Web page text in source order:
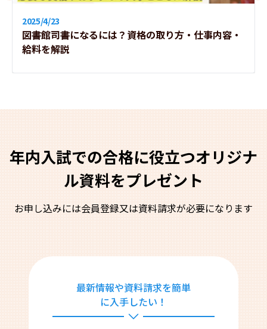
2025/4/23
図書館司書になるには？資格の取り方・仕事内容・
給料を解説
年内入試での合格に役立つオリジナ
ル資料をプレゼント
お申し込みには会員登録又は資料請求が必要になります
最新情報や資料請求を簡単
に入手したい！